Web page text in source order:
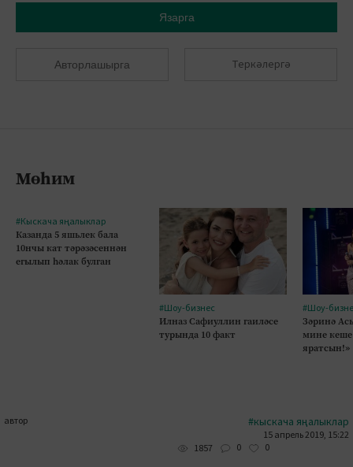
Язарга
Авторлашырга Теркәлергә
Мөһим
#Кыскача яңалыклар
Казанда 5 яшьлек бала
10нчы кат тәрәзәсеннән
егылып һәлак булган
#Шоу-бизнес
Илназ Сафиуллин гаиләсе
турында 10 факт
#Шоу-
Зәринә
мине
яратсын!»
автор #кыскача яңалыклар
15 апрель 2019, 15:22
1857
0 0